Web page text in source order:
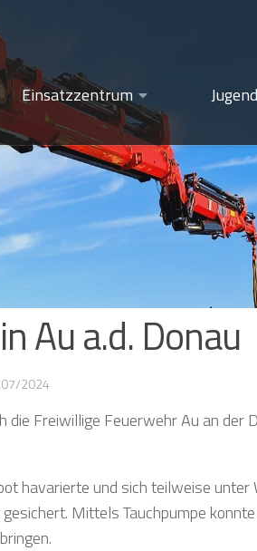
Einsatzzentrum Jugend
Au a.d. Donau
2024
die Freiwillige Feuerwehr Au an der
havarierte und sich teilweise unter
Mittels Tauchpumpe